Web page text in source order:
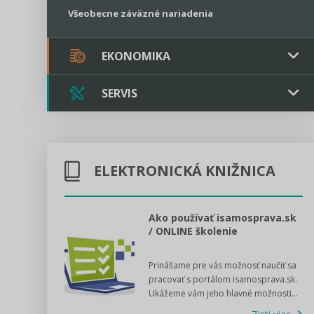
Všeobecne záväzné nariadenia
EKONOMIKA
Verejné obstarávanie
Majetok
Rozpočet
Sociálne podniky
Štátna pomoc
SERVIS
Kontakt
Tlačová agentúra
VIDEO produkcia
ELEKTRONICKÁ KNIŽNICA
Ako používať isamosprava.sk
/ ONLINE školenie
Prinášame pre vás možnosť naučiť sa
pracovať s portálom isamosprava.sk.
Ukážeme vám jeho hlavné možnosti...